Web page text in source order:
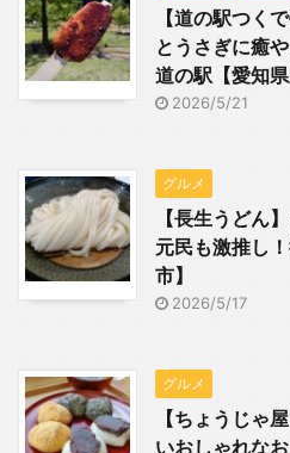
【道の駅つく
とうさぎに癒
道の駅【愛知県
2026/5/21
グルメ
【長生うどん
元民も激推し
市】
2026/5/17
グルメ
【ちょうじゃ
いおしゃれな